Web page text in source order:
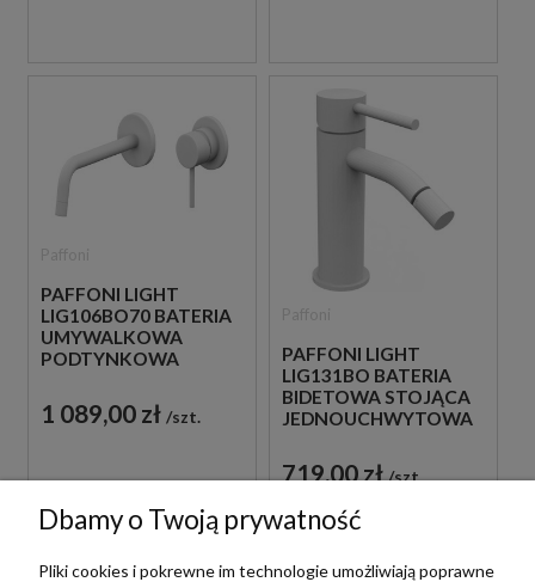
PAFFONI LIGHT
LIG106BO70 BATERIA
UMYWALKOWA
PODTYNKOWA
BIAŁA
1 089,00 zł szt.
PAFFONI LIGHT
LIG131BO BATERIA
BIDETOWA STOJĄCA
JEDNOUCHWYTOWA
719,00 zł szt.
Dbamy o Twoją prywatność
Pliki cookies i pokrewne im technologie umożliwiają poprawne